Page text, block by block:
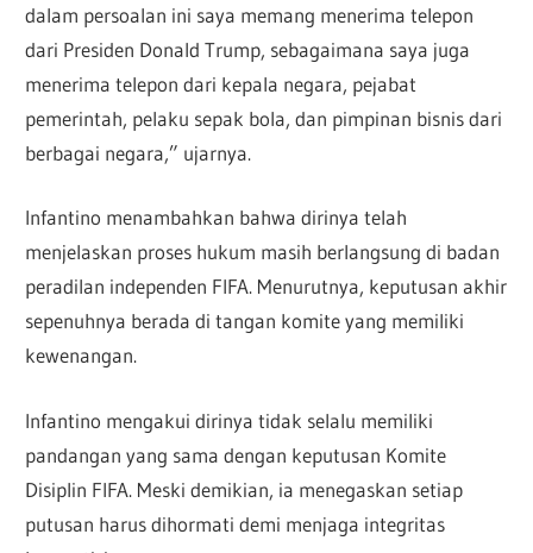
dalam persoalan ini saya memang menerima telepon
dari Presiden Donald Trump, sebagaimana saya juga
menerima telepon dari kepala negara, pejabat
pemerintah, pelaku sepak bola, dan pimpinan bisnis dari
berbagai negara,” ujarnya.
Infantino menambahkan bahwa dirinya telah
menjelaskan proses hukum masih berlangsung di badan
peradilan independen FIFA. Menurutnya, keputusan akhir
sepenuhnya berada di tangan komite yang memiliki
kewenangan.
Infantino mengakui dirinya tidak selalu memiliki
pandangan yang sama dengan keputusan Komite
Disiplin FIFA. Meski demikian, ia menegaskan setiap
putusan harus dihormati demi menjaga integritas